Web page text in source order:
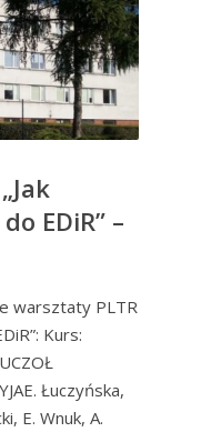
EDiR” –
warsztaty PLTR
Kurs:
Łuczyńska,
E. Wnuk, A.